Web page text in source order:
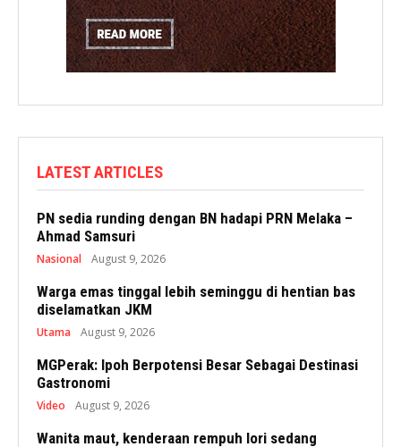
LATEST ARTICLES
PN sedia runding dengan BN hadapi PRN Melaka –
Ahmad Samsuri
Nasional August 9, 2026
Warga emas tinggal lebih seminggu di hentian bas
diselamatkan JKM
Utama August 9, 2026
MGPerak: Ipoh Berpotensi Besar Sebagai Destinasi
Gastronomi
Video August 9, 2026
Wanita maut, kenderaan rempuh lori sedang